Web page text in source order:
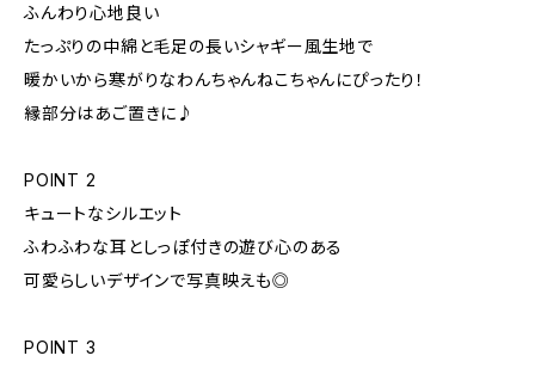
ふんわり心地良い
たっぷりの中綿と毛足の長いシャギー風生地で
暖かいから寒がりなわんちゃんねこちゃんにぴったり！
縁部分はあご置きに♪
POINT 2
キュートなシルエット
ふわふわな耳としっぽ付きの遊び心のある
可愛らしいデザインで写真映えも◎
POINT 3